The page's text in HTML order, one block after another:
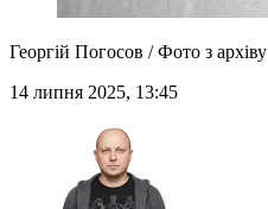
Георгій Погосов / Фото з архіву
14 липня 2025, 13:45